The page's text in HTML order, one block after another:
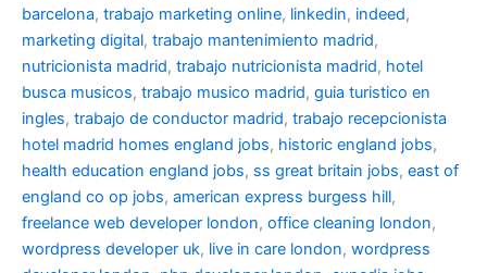
barcelona, trabajo marketing online, linkedin, indeed,
marketing digital, trabajo mantenimiento madrid,
nutricionista madrid, trabajo nutricionista madrid, hotel
busca musicos, trabajo musico madrid, guia turistico en
ingles, trabajo de conductor madrid, trabajo recepcionista
hotel madrid homes england jobs, historic england jobs,
health education england jobs, ss great britain jobs, east of
england co op jobs, american express burgess hill,
freelance web developer london, office cleaning london,
wordpress developer uk, live in care london, wordpress